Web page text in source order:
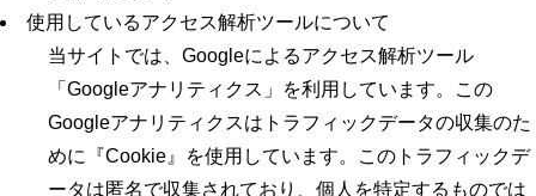
使用しているアクセス解析ツールについて
当サイトでは、Googleによるアクセス解析ツール
「Googleアナリティクス」を利用しています。この
Googleアナリティクスはトラフィックデータの収集のた
めに『Cookie』を使用しています。このトラフィックデ
ータは匿名で収集されており、個人を特定するものでは